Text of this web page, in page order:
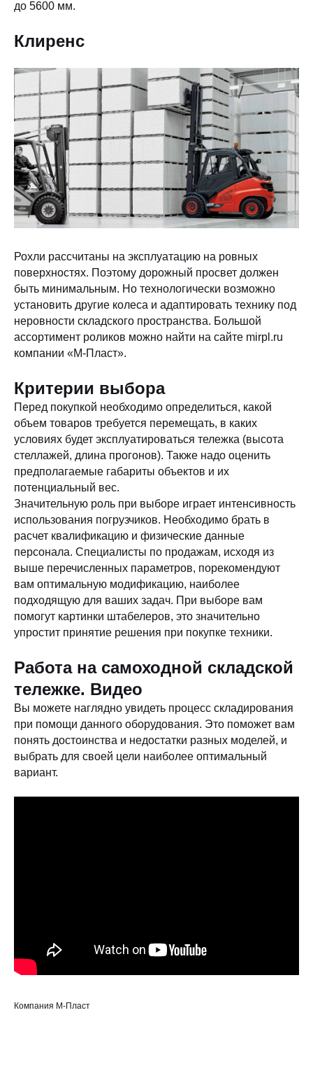
до 5600 мм.
Клиренс
Рохли рассчитаны на эксплуатацию на ровных
поверхностях. Поэтому дорожный просвет должен
быть минимальным. Но технологически возможно
установить другие колеса и адаптировать технику под
неровности складского пространства. Большой
ассортимент роликов можно найти на сайте mirpl.ru
компании «М-Пласт».
Критерии выбора
Перед покупкой необходимо определиться, какой
объем товаров требуется перемещать, в каких
условиях будет эксплуатироваться тележка (высота
стеллажей, длина прогонов). Также надо оценить
предполагаемые габариты объектов и их
потенциальный вес.
Значительную роль при выборе играет интенсивность
использования погрузчиков. Необходимо брать в
расчет квалификацию и физические данные
персонала. Специалисты по продажам, исходя из
выше перечисленных параметров, порекомендуют
вам оптимальную модификацию, наиболее
подходящую для ваших задач. При выборе вам
помогут картинки штабелеров, это значительно
упростит принятие решения при покупке техники.
Работа на самоходной складской
тележке. Видео
Вы можете наглядно увидеть процесс складирования
при помощи данного оборудования. Это поможет вам
понять достоинства и недостатки разных моделей, и
выбрать для своей цели наиболее оптимальный
вариант.
Компания М-Пласт